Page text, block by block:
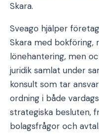
Skara.
Sveago hjälper
Skara med bokföring,
lönehantering, men
juridik samlat under
konsult som tar
ordning i både
strategiska besluten,
bolagsfrågor och